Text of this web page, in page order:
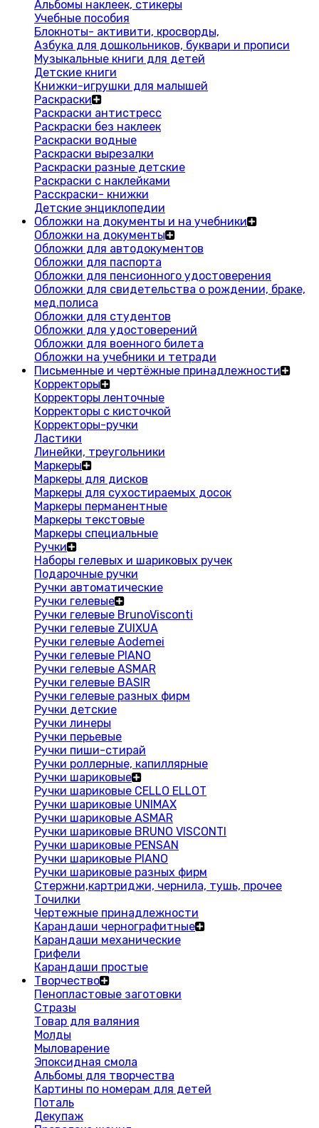
Альбомы наклеек, стикеры
Учебные пособия
Блокноты- активити, кросворды,
Азбука для дошкольников, буквари и прописи
Музыкальные книги для детей
Детские книги
Книжки-игрушки для малышей
Раскраски
Раскраски антистресс
Раскраски без наклеек
Раскраски водные
Раскраски вырезалки
Раскраски разные детские
Раскраски с наклейками
Расскраски- книжки
Детские энциклопедии
Обложки на документы и на учебники
Обложки на документы
Обложки для автодокументов
Обложки для паспорта
Обложки для пенсионного удостоверения
Обложки для свидетельства о рождении, браке,
мед.полиса
Обложки для студентов
Обложки для удостоверений
Обложки для военного билета
Обложки на учебники и тетради
Письменные и чертёжные принадлежности
Корректоры
Корректоры ленточные
Корректоры с кисточкой
Корректоры-ручки
Ластики
Линейки, треугольники
Маркеры
Маркеры для дисков
Маркеры для сухостираемых досок
Маркеры перманентные
Маркеры текстовые
Маркеры специальные
Ручки
Наборы гелевых и шариковых ручек
Подарочные ручки
Ручки автоматические
Ручки гелевые
Ручки гелевые BrunoVisconti
Ручки гелевые ZUIXUA
Ручки гелевые Aodemei
Ручки гелевые PIANO
Ручки гелевые ASMAR
Ручки гелевые BASIR
Ручки гелевые разных фирм
Ручки детские
Ручки линеры
Ручки перьевые
Ручки пиши-стирай
Ручки роллерные, капиллярные
Ручки шариковые
Ручки шариковые CELLO ELLOT
Ручки шариковые UNIMAX
Ручки шариковые ASMAR
Ручки шариковые BRUNO VISCONTI
Ручки шариковые PENSAN
Ручки шариковые PIANO
Ручки шариковые разных фирм
Стержни,картриджи, чернила, тушь, прочее
Точилки
Чертежные принадлежности
Карандаши чернографитные
Карандаши механические
Грифели
Карандаши простые
Творчество
Пенопластовые заготовки
Стразы
Товар для валяния
Молды
Мыловарение
Эпоксидная смола
Альбомы для творчества
Картины по номерам для детей
Поталь
Декупаж